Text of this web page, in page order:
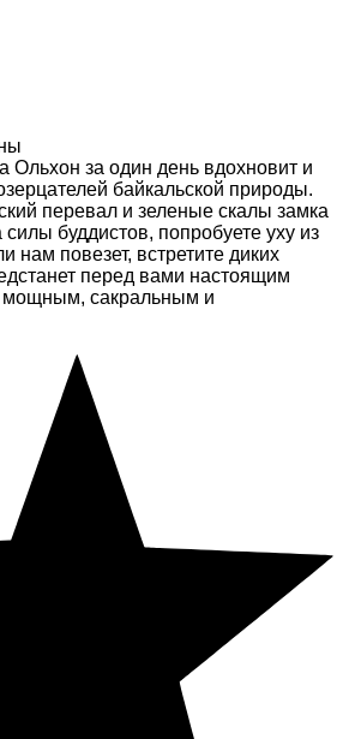
Ольхон за один день вдохновит и
байкальской природы.
перевал и зеленые скалы замка
буддистов, попробуете уху из
нам повезет, встретите диких
перед вами настоящим
сакральным и